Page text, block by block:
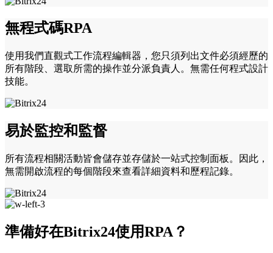
無程式碼RPA
使用我們直觀式工作流程編輯器，您只須列出文件必須經歷的
所有階段、選取所需的操作並分派負責人。無需任何程式設計
技能。
易於監控和監督
所有流程相關活動皆會儲存並存儲於一站式控制面板。因此，
無需開啟流程的每個階段來查看詳細資料和歷程記錄。
準備好在Bitrix24使用RPA？